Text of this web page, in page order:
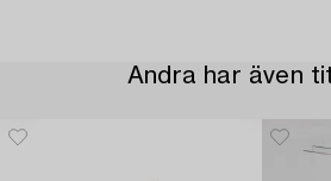
Andra har även